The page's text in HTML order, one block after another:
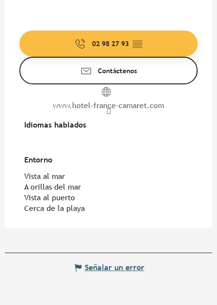
02 98 27 93 ▒▒
Contáctenos
www.hotel-france-camaret.com
Idiomas hablados
Idiomas hablados
Entorno
Entorno
Vista al mar
A orillas del mar
Vista al puerto
Cerca de la playa
Señalar un error